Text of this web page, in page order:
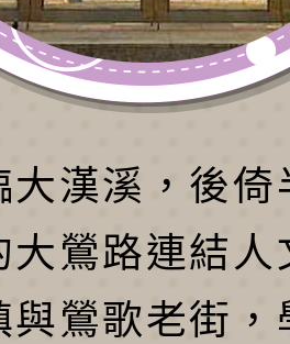
大漢溪，後倚
大鶯路連結人
與鶯歌老街，